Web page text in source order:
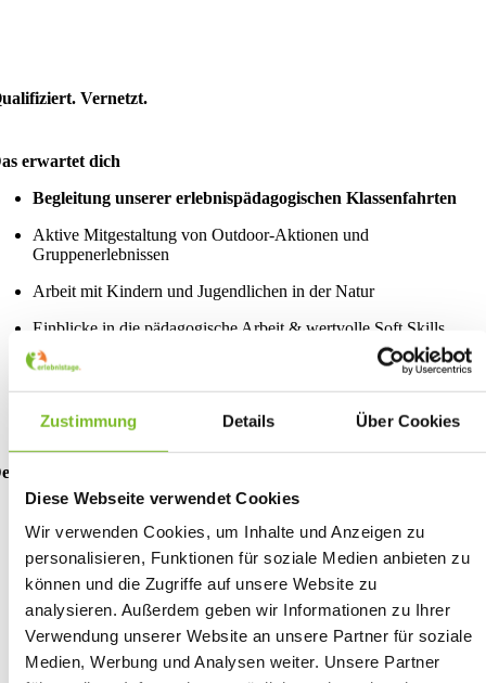
Zustimmung Details Über Cookies
Diese Webseite verwendet Cookies
Wir verwenden Cookies, um Inhalte und Anzeigen zu
personalisieren, Funktionen für soziale Medien anbieten zu
können und die Zugriffe auf unsere Website zu
analysieren. Außerdem geben wir Informationen zu Ihrer
Verwendung unserer Website an unsere Partner für soziale
Medien, Werbung und Analysen weiter. Unsere Partner
Vernetzt.
erwartet dich
Begleitung unserer erlebnispädagogischen Klassenfahrten
Aktive Mitgestaltung von Outdoor-Aktionen und
Gruppenerlebnissen
Arbeit mit Kindern und Jugendlichen in der Natur
Einblicke in die pädagogische Arbeit & wertvolle Soft Skills
Betreuung durch erfahrene Teamer*innen
Vorteile bei erlebnistage
Lernen durch Erleben:Entwickle Persönlichkeit,
und Teamfähigkeit.
Tolles Team:Kollegiales Miteinander und echte Wertschätzung.
Alles inklusive:Unterkunft, Verpflegung und Taschengeld sind
gesichert.
Feedbackkultur:Du wirst begleitet, gefördert und individuell
betreut.